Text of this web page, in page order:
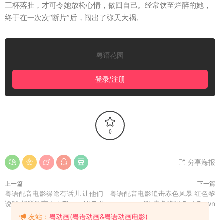
三杯落肚，才可令她放松心情，做回自己。经常饮至烂醉的她，
终于在一次次“断片”后，闯出了弥天大祸。
粤语花园
登录/注册
0
分享海报
上一篇
粤语配音电影缘途有话儿 让他们
说吧 畅所欲言 Let Them All Talk
下一篇
粤语配音电影追击赤色风暴 红色黎
明 赤色黎明 Red Dawn
友站：粤动画(粤语动画&粤语动画电影)